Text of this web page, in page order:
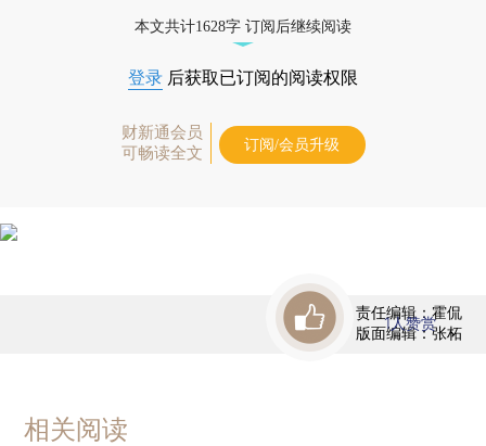
本文共计1628字 订阅后继续阅读
登录 后获取已订阅的阅读权限
财新通会员
可畅读全文
订阅/会员升级
责任编辑：霍侃
版面编辑：张柘
1人赞赏
相关阅读